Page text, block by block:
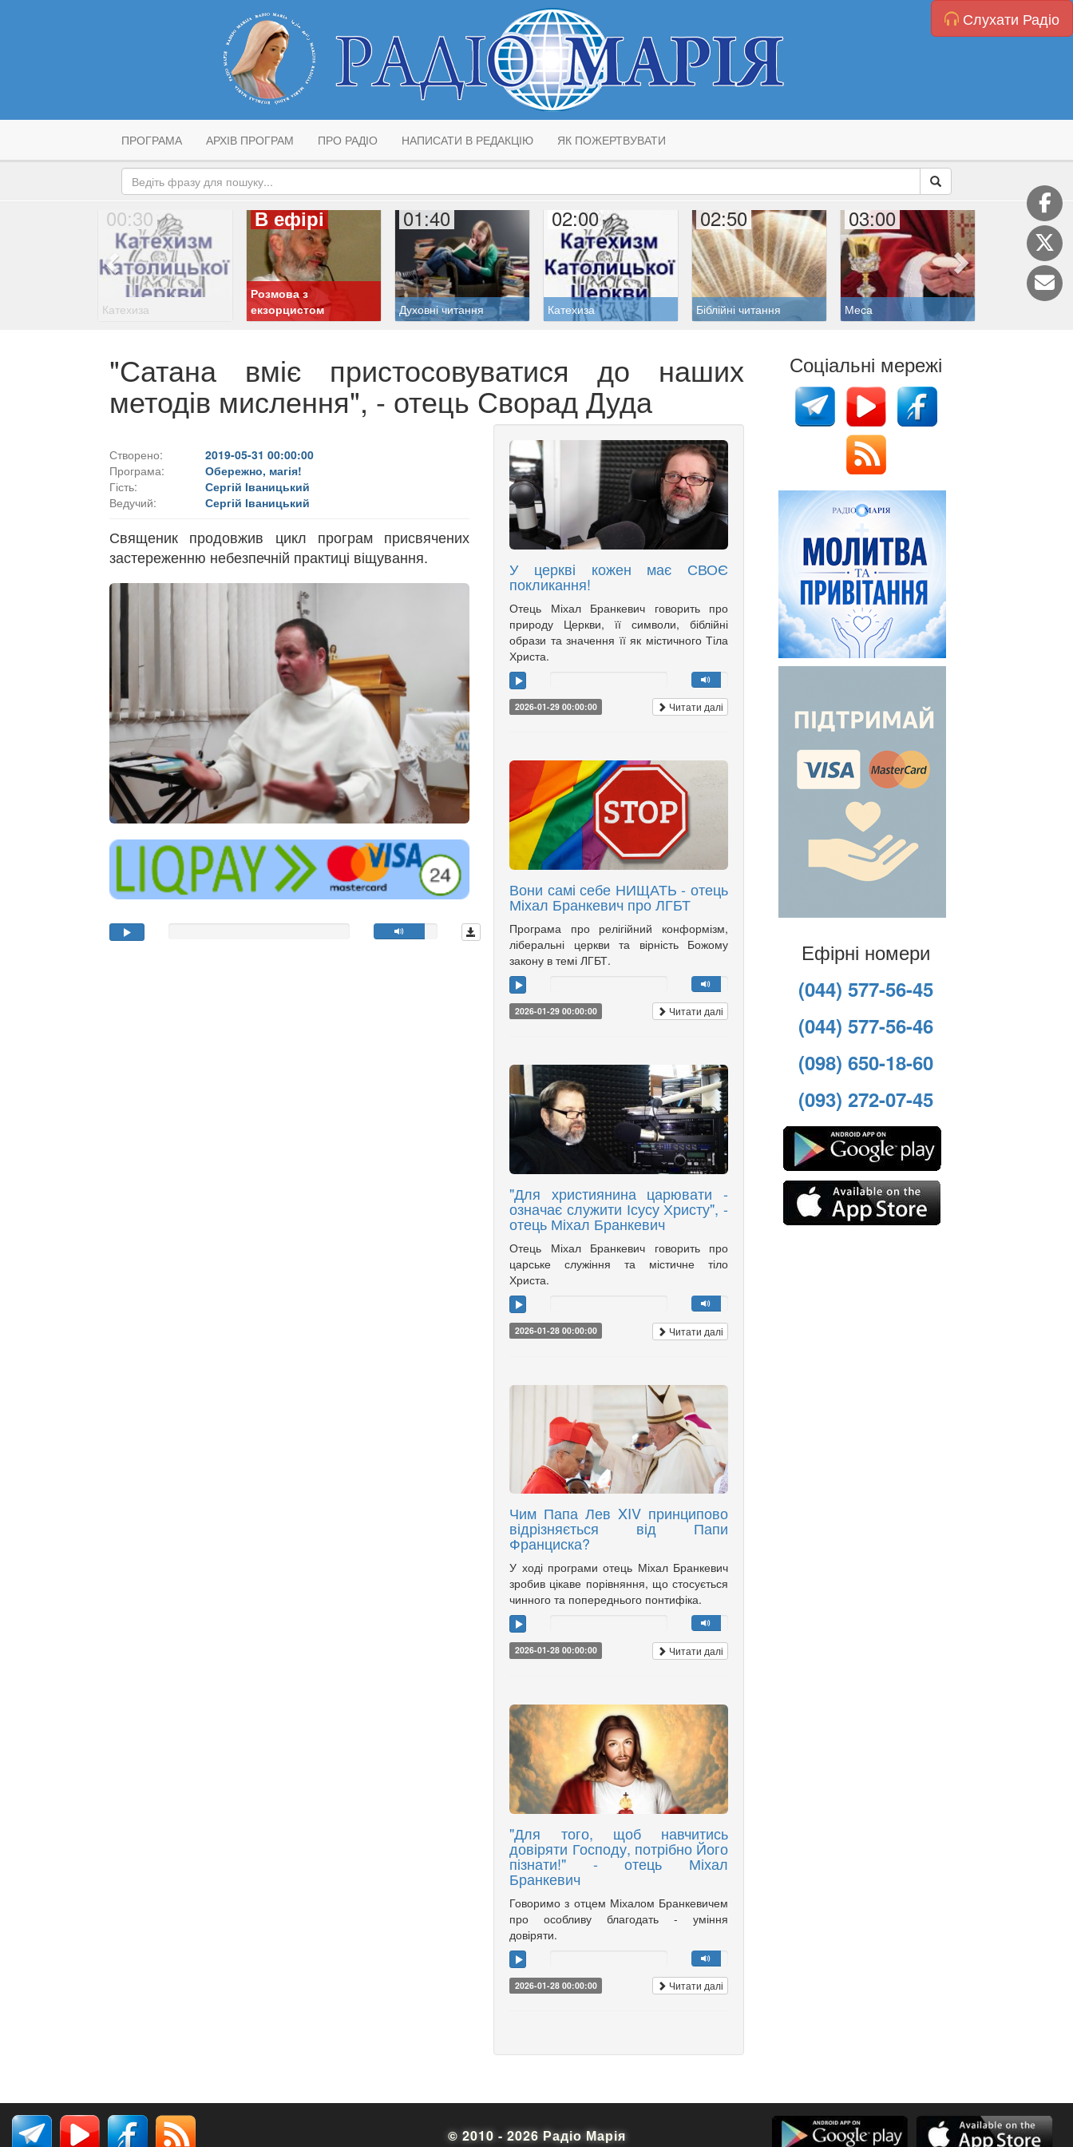
Слухати Радіо
ПРОГРАМА АРХІВ ПРОГРАМ ПРО РАДІО НАПИСАТИ В РЕДАКЦІЮ ЯК ПОЖЕРТВУВАТИ
00:30
Катехиза
В ефірі
Розмова з
екзорцистом
01:40
Духовні читання
02:00
Катехиза
02:50
Біблійні читання
03:00
Меса
03:40
"Сатана вміє пристосовуватися до наших
методів мислення", - отець Сворад Дуда
Створено:
2019-05-31 00:00:00
Програма:
Обережно, магія!
Гість:
Сергій Іваницький
Ведучий:
Сергій Іваницький
Священик продовжив цикл програм присвячених
застереженню небезпечній практиці віщування.
У церкві кожен має СВОЄ
покликання!
Отець Міхал Бранкевич говорить про
природу Церкви, її символи, біблійні
образи та значення її як містичного Тіла
Христа.
2026-01-29 00:00:00 Читати далі
Вони самі себе НИЩАТЬ - отець
Міхал Бранкевич про ЛГБТ
Програма про релігійний конформізм,
ліберальні церкви та вірність Божому
закону в темі ЛГБТ.
2026-01-29 00:00:00 Читати далі
"Для християнина царювати -
означає служити Ісусу Христу", -
отець Міхал Бранкевич
Отець Міхал Бранкевич говорить про
царське служіння та містичне тіло
Христа.
2026-01-28 00:00:00 Читати далі
Чим Папа Лев XIV принципово
відрізняється від Папи
Франциска?
У ході програми отець Міхал Бранкевич
зробив цікаве порівняння, що стосується
чинного та попереднього понтифіка.
2026-01-28 00:00:00 Читати далі
"Для того, щоб навчитись
довіряти Господу, потрібно Його
пізнати!" - отець Міхал
Бранкевич
Говоримо з отцем Міхалом Бранкевичем
про особливу благодать - уміння
довіряти.
2026-01-28 00:00:00 Читати далі
Соціальні мережі
Ефірні номери
(044) 577-56-45
(044) 577-56-46
(098) 650-18-60
(093) 272-07-45
© 2010 - 2026 Радіо Марія